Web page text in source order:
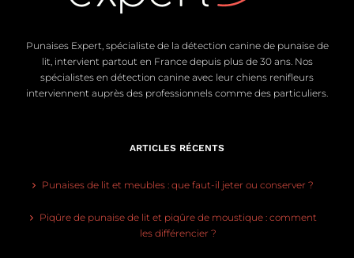
Punaises Expert, spécialiste de la détection canine de punaise de
lit, intervient partout en France depuis plus de 30 ans. Nos
spécialistes en détection canine avec leur chiens renifleurs
interviennent auprès des professionnels comme des particuliers.
ARTICLES RÉCENTS
Punaises de lit et meubles : que faut-il jeter ou conserver ?
Piqûre de punaise de lit et piqûre de moustique : comment
les différencier ?